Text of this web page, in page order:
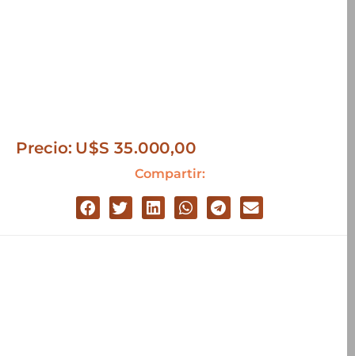
Precio: U$S 35.000,00
Compartir: